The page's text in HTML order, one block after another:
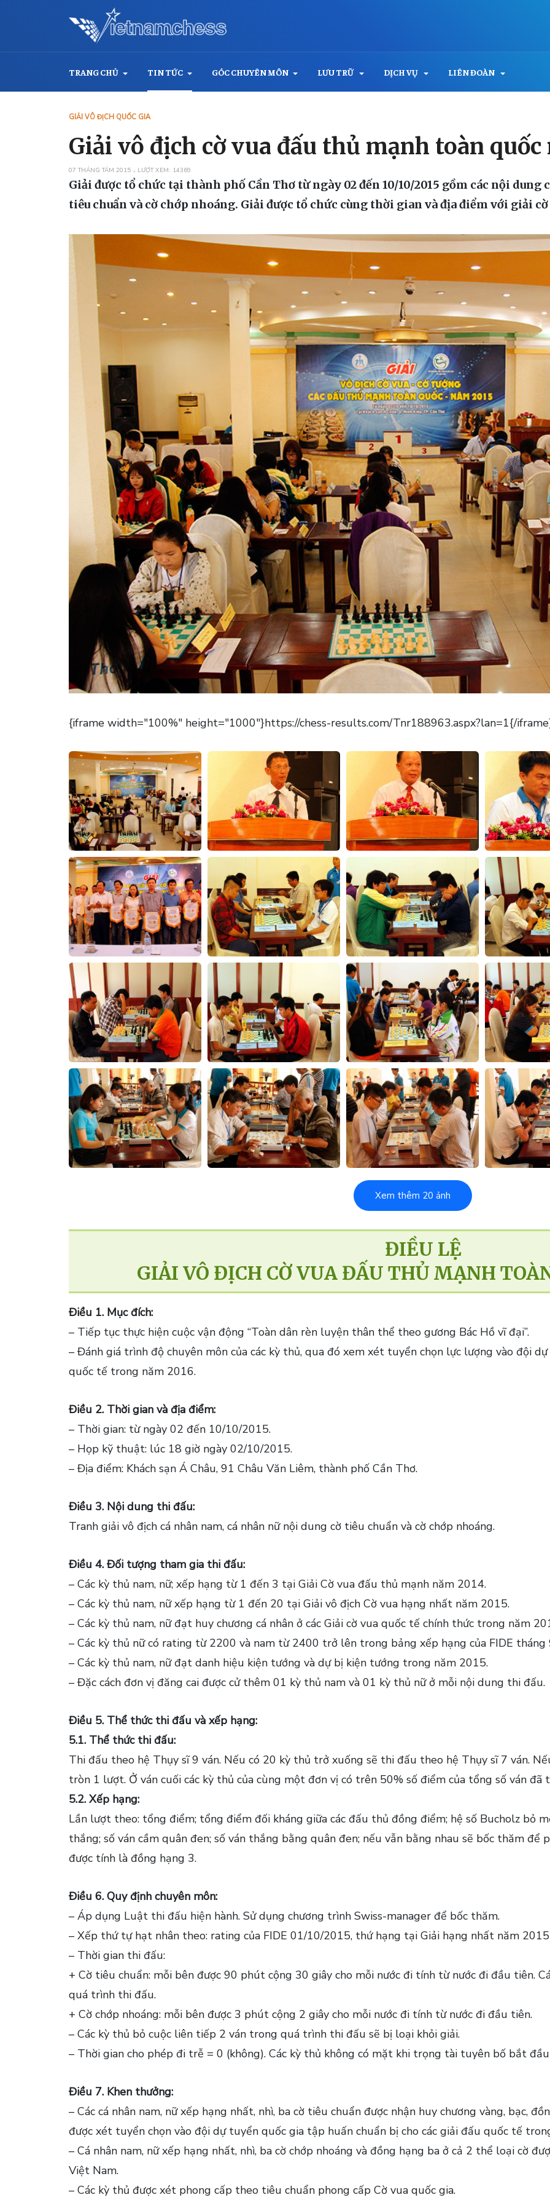
TRANG CHỦ TIN TỨC GÓC CHUYÊN MÔN LƯU TRỮ DỊCH VỤ LIÊN ĐOÀN
GIẢI VÔ ĐỊCH QUỐC GIA
Giải vô địch cờ vua đấu thủ mạnh toàn quốc
07 THÁNG TÁM 2015 LƯỢT XEM: 14369
Giải được tổ chức tại thành phố Cần Thơ từ ngày 02 đến 10/10/2015 gồm các nội
tiêu chuẩn và cờ chớp nhoáng. Giải được tổ chức cùng thời gian và địa điểm với giải
{iframe width="100%" height="1000"}https://chess-results.com/Tnr188963.aspx?lan=1{/
Xem thêm 20 ảnh
ĐIỀU LỆ
GIẢI VÔ ĐỊCH CỜ VUA ĐẤU THỦ MẠNH
Điều 1. Mục đích:
– Tiếp tục thực hiện cuộc vận động “Toàn dân rèn luyện thân thể theo gương Bác Hồ vĩ đại”.
– Đánh giá trình độ chuyên môn của các kỳ thủ, qua đó xem xét tuyển chọn lực lượng vào đội
quốc tế trong năm 2016.
Điều 2. Thời gian và địa điểm:
– Thời gian: từ ngày 02 đến 10/10/2015.
– Họp kỹ thuật: lúc 18 giờ ngày 02/10/2015.
– Địa điểm: Khách sạn Á Châu, 91 Châu Văn Liêm, thành phố Cần Thơ.
Điều 3. Nội dung thi đấu:
Tranh giải vô địch cá nhân nam, cá nhân nữ nội dung cờ tiêu chuẩn và cờ chớp nhoáng.
Điều 4. Đối tượng tham gia thi đấu:
– Các kỳ thủ nam, nữ; xếp hạng từ 1 đến 3 tại Giải Cờ vua đấu thủ mạnh năm 2014.
– Các kỳ thủ nam, nữ xếp hạng từ 1 đến 20 tại Giải vô địch Cờ vua hạng nhất năm 2015.
– Các kỳ thủ nam, nữ đạt huy chương cá nhân ở các Giải cờ vua quốc tế chính thức trong năm
– Các kỳ thủ nữ có rating từ 2200 và nam từ 2400 trở lên trong bảng xếp hạng của FIDE tháng
– Các kỳ thủ nam, nữ đạt danh hiệu kiện tướng và dự bị kiện tướng trong năm 2015.
– Đặc cách đơn vị đăng cai được cử thêm 01 kỳ thủ nam và 01 kỳ thủ nữ ở mỗi nội dung thi đấu.
Điều 5. Thể thức thi đấu và xếp hạng:
5.1. Thể thức thi đấu:
Thi đấu theo hệ Thụy sĩ 9 ván. Nếu có 20 kỳ thủ trở xuống sẽ thi đấu theo hệ Thụy sĩ 7 ván.
tròn 1 lượt. Ở ván cuối các kỳ thủ của cùng một đơn vị có trên 50% số điểm của tổng số ván đã
5.2. Xếp hạng:
Lần lượt theo: tổng điểm; tổng điểm đối kháng giữa các đấu thủ đồng điểm; hệ số Bucholz bỏ
thắng; số ván cầm quân đen; số ván thắng bằng quân đen; nếu vẫn bằng nhau sẽ bốc thăm để
được tính là đồng hạng 3.
Điều 6. Quy định chuyên môn:
– Áp dụng Luật thi đấu hiện hành. Sử dụng chương trình Swiss-manager để bốc thăm.
– Xếp thứ tự hạt nhân theo: rating của FIDE 01/10/2015, thứ hạng tại Giải hạng nhất năm 2015
– Thời gian thi đấu:
+ Cờ tiêu chuẩn: mỗi bên được 90 phút cộng 30 giây cho mỗi nước đi tính từ nước đi đầu tiên.
quá trình thi đấu.
+ Cờ chớp nhoáng: mỗi bên được 3 phút cộng 2 giây cho mỗi nước đi tính từ nước đi đầu tiên.
– Các kỳ thủ bỏ cuộc liên tiếp 2 ván trong quá trình thi đấu sẽ bị loại khỏi giải.
– Thời gian cho phép đi trễ = 0 (không). Các kỳ thủ không có mặt khi trọng tài tuyên bố bắt
Điều 7. Khen thưởng:
– Các cá nhân nam, nữ xếp hạng nhất, nhì, ba cờ tiêu chuẩn được nhận huy chương vàng, bạc,
được xét tuyển chọn vào đội dự tuyển quốc gia tập huấn chuẩn bị cho các giải đấu quốc tế
– Cá nhân nam, nữ xếp hạng nhất, nhì, ba cờ chớp nhoáng và đồng hạng ba ở cả 2 thể loại cờ
Việt Nam.
– Các kỳ thủ được xét phong cấp theo tiêu chuẩn phong cấp Cờ vua quốc gia.